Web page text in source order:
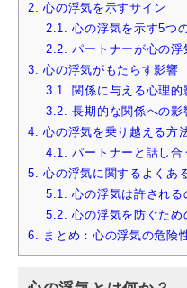
2. 心の浮気を示すサイン
2.1. 心の浮気を示す5つ
2.2. パートナーが心の浮
3. 心の浮気がもたらす影響
3.1. 関係に与える心理的
3.2. 長期的な関係への影
4. 心の浮気を乗り越える方
4.1. パートナーと話し合
5. 心の浮気に関するよくあ
5.1. 心の浮気は許される
5.2. 心の浮気を防ぐため
6. まとめ：心の浮気の危険